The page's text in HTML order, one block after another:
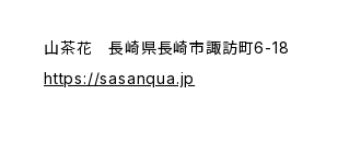
山茶花 長崎県長崎市諏訪町6-18
https://sasanqua.jp